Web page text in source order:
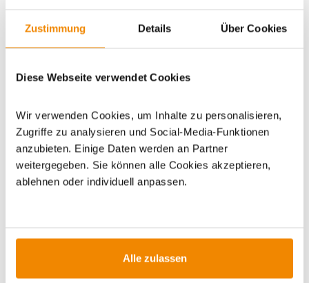
Zustimmung Details Über Cookies
Diese Webseite verwendet Cookies
Wir verwenden Cookies, um Inhalte zu personalisieren,
Zugriffe zu analysieren und Social-Media-Funktionen
anzubieten. Einige Daten werden an Partner
weitergegeben. Sie können alle Cookies akzeptieren,
ablehnen oder individuell anpassen.
Alle zulassen
Grillplatten/Grillroste